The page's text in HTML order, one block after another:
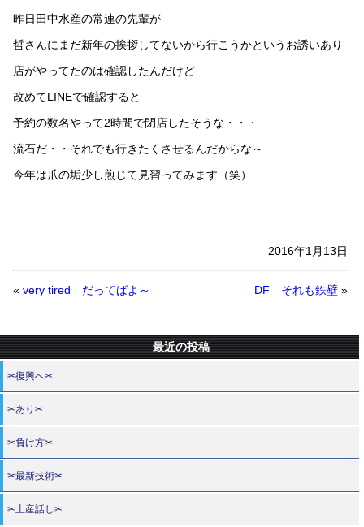
昨日田中水産の常連の先輩が
哲さんにまだ新年の挨拶してないから行こうかというお誘いあり
店がやってたのは確認したんだけど
改めてLINEで確認すると
予約の数名やって2時間で閉店したそうな・・・
流石だ・・それでも行きたくさせるんだからな～
今年は爪の垢少し煎じて見習ってみます（笑）
2016年1月13日
« very tired だってばよ～ DF それも鉄壁 »
最近の投稿
✂復興へ✂
✂あり✂
✂負け方✂
✂最新技術✂
✂土産話し✂